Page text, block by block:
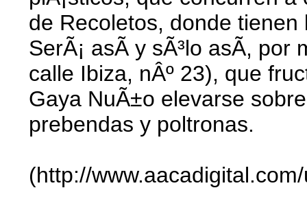
de Recoletos, donde
SerÃ¡ asÃ­ y sÃ³lo asÃ­,
calle Ibiza, nÂº 23), que
Gaya NuÃ±o elevarse
prebendas y poltronas.
(http://